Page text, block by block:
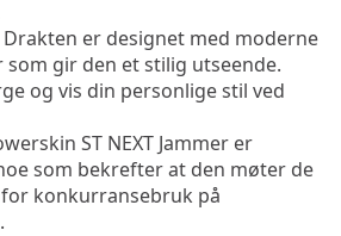
Drakten er designet med moderne
gir den et stilig utseende.
og vis din personlige stil ved
ST NEXT Jammer er
som bekrefter at den møter de
konkurransebruk på